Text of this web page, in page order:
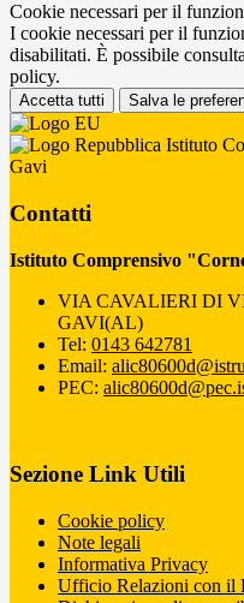
Cookie necessari per il
I cookie necessari per il
disabilitati. È possibile
policy.
Accetta tutti Salva le
Istituto
Gavi
Contatti
Istituto Comprensivo
VIA CAVALIERI DI
GAVI(AL)
Tel: 0143 642781
Email:
PEC:
Sezione Link Utili
Cookie policy
Note legali
Informativa Privacy
Ufficio Relazioni con il